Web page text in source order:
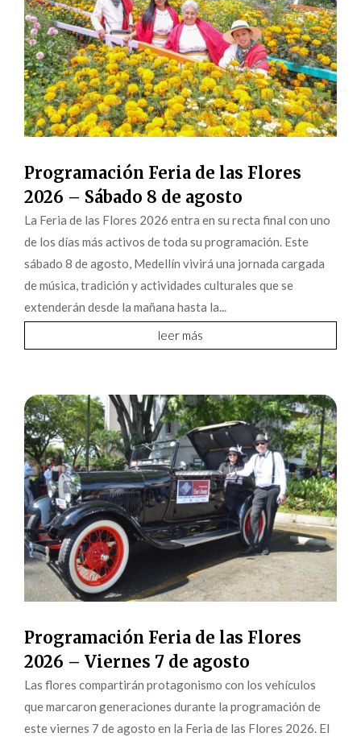
Programación Feria de las Flores
2026 – Sábado 8 de agosto
La Feria de las Flores 2026 entra en su recta final con uno
de los días más activos de toda su programación. Este
sábado 8 de agosto, Medellín vivirá una jornada cargada
de música, tradición y actividades culturales que se
extenderán desde la mañana hasta la...
leer más
Programación Feria de las Flores
2026 – Viernes 7 de agosto
Las flores compartirán protagonismo con los vehículos
que marcaron generaciones durante la programación de
este viernes 7 de agosto en la Feria de las Flores 2026. El